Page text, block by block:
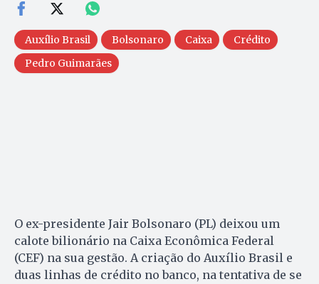
Auxílio Brasil Bolsonaro Caixa
Crédito
Pedro Guimarães
O ex-presidente Jair Bolsonaro (PL) deixou um
calote bilionário na Caixa Econômica Federal
(CEF) na sua gestão. A criação do Auxílio Brasil e
duas linhas de crédito no banco, na tentativa de se